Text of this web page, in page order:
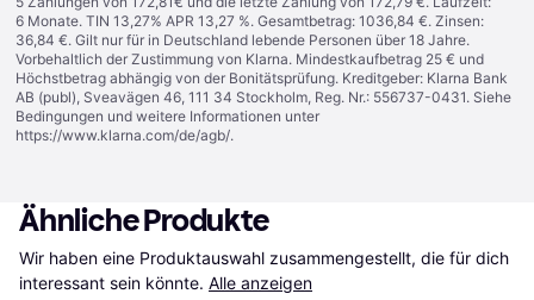
6 Monate. TIN 13,27% APR 13,27 %. Gesamtbetrag: 1036,84 €. Zinsen:
36,84 €. Gilt nur für in Deutschland lebende Personen über 18 Jahre.
Vorbehaltlich der Zustimmung von Klarna. Mindestkaufbetrag 25 € und
Höchstbetrag abhängig von der Bonitätsprüfung. Kreditgeber: Klarna Bank
AB (publ), Sveavägen 46, 111 34 Stockholm, Reg. Nr.: 556737-0431. Siehe
Bedingungen und weitere Informationen unter
https://www.klarna.com/de/agb/.
Ähnliche Produkte
Wir haben eine Produktauswahl zusammengestellt, die für dich
interessant sein könnte. Alle anzeigen